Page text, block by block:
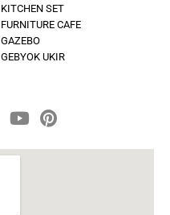
KITCHEN SET
FURNITURE CAFE
GAZEBO
GEBYOK UKIR